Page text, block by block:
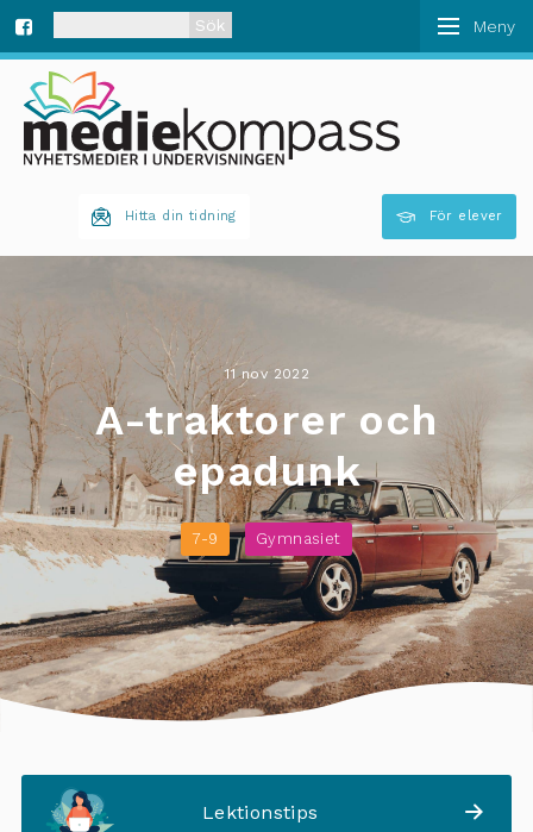
ce
När automatisk komplettering av resultat är
Hitta din tidning För elever
11 nov 2022
A-traktorer och
epadunk
7-9 Gymnasiet
Lektionstips